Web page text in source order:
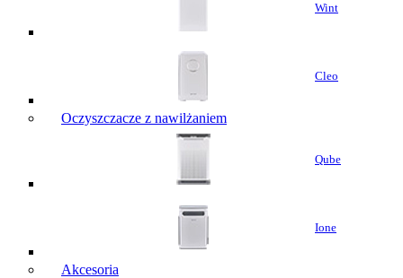
Wint
Cleo
Oczyszczacze z nawilżaniem
Qube
Ione
Akcesoria